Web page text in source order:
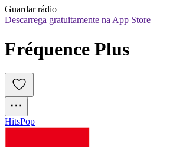
Guardar rádio
Descarrega gratuitamente na App Store
Fréquence Plus
HitsPop